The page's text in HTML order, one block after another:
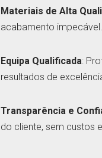
Materiais de Alta
acabamento impecável.
Equipa Qualificada:
resultados de
Transparência e
do cliente, sem custos